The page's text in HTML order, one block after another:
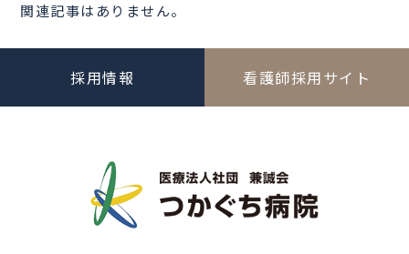
関連記事はありません。
採用情報 看護師採用サイト